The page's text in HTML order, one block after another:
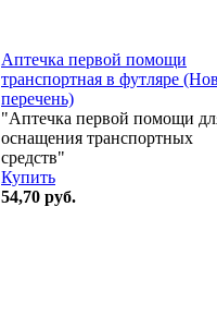
Аптечка первой помощи
транспортная в футляре
перечень)
"Аптечка первой помощи
оснащения транспортных
средств"
Купить
54,70 руб.